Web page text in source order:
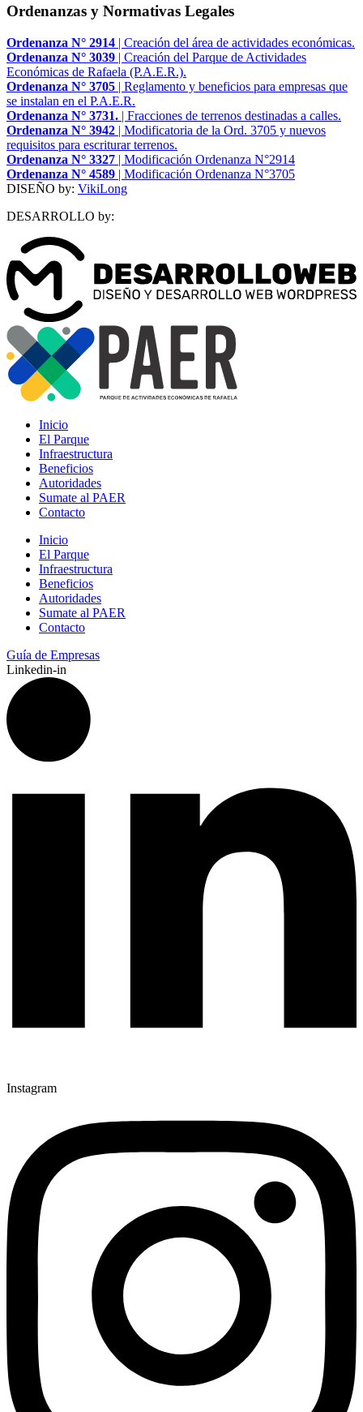
Ordenanzas y Normativas Legales
Ordenanza N° 2914 | Creación del área de actividades económicas.
Ordenanza N° 3039 | Creación del Parque de Actividades
Económicas de Rafaela (P.A.E.R.).
Ordenanza N° 3705 | Reglamento y beneficios para empresas que
se instalan en el P.A.E.R.
Ordenanza N° 3731. | Fracciones de terrenos destinadas a calles.
Ordenanza N° 3942 | Modificatoria de la Ord. 3705 y nuevos
requisitos para escriturar terrenos.
Ordenanza N° 3327 | Modificación Ordenanza N°2914
Ordenanza N° 4589 | Modificación Ordenanza N°3705
DISEÑO by: VikiLong
DESARROLLO by:
Inicio
El Parque
Infraestructura
Beneficios
Autoridades
Sumate al PAER
Contacto
Inicio
El Parque
Infraestructura
Beneficios
Autoridades
Sumate al PAER
Contacto
Guía de Empresas
Linkedin-in
Instagram